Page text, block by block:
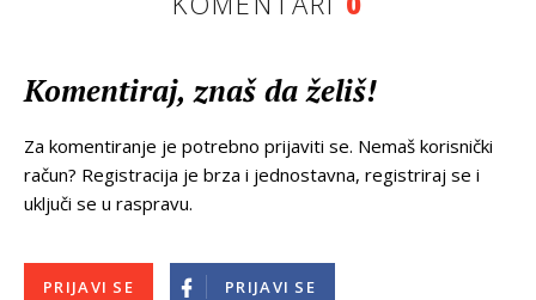
Komentiraj, znaš da želiš!
Za komentiranje je potrebno prijaviti se. Nemaš korisnički
račun? Registracija je brza i jednostavna, registriraj se i
uključi se u raspravu.
PRIJAVI SE PRIJAVI SE